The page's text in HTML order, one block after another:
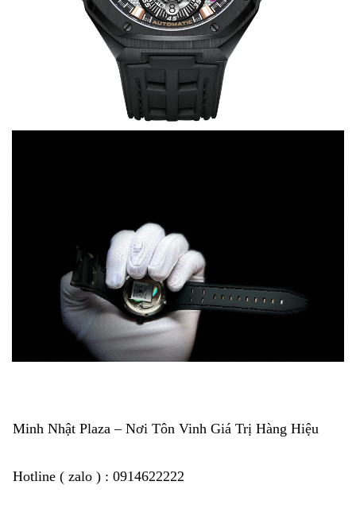
Minh Nhật Plaza – Nơi Tôn Vinh Giá Trị Hàng Hiệu
Hotline ( zalo ) : 0914622222